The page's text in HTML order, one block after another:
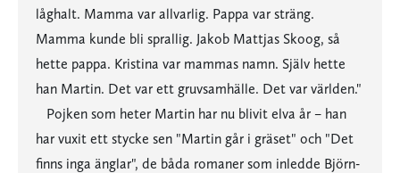
låghalt. Mamma var allvarlig. Pappa var sträng.
Mamma kunde bli sprallig. Jakob Mattjas Skoog, så
hette pappa. Kristina var mammas namn. Själv hette
han Martin. Det var ett gruvsamhälle. Det var världen."
Pojken som heter Martin har nu blivit elva år – han
har vuxit ett stycke sen "Martin går i gräset" och "Det
finns inga änglar", de båda romaner som inledde Björn-